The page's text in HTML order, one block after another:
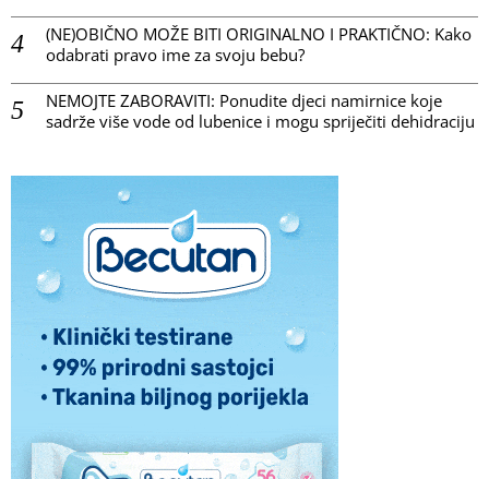
(NE)OBIČNO MOŽE BITI ORIGINALNO I PRAKTIČNO: Kako
odabrati pravo ime za svoju bebu?
NEMOJTE ZABORAVITI: Ponudite djeci namirnice koje
sadrže više vode od lubenice i mogu spriječiti dehidraciju